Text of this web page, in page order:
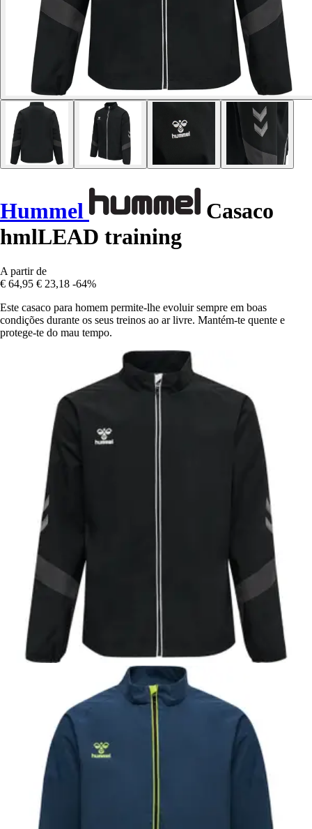
Hummel
Casaco
hmlLEAD training
A partir de
€ 64,95 € 23,18 -64%
Este casaco para homem permite-lhe evoluir sempre em boas
condições durante os seus treinos ao ar livre. Mantém-te quente e
protege-te do mau tempo.